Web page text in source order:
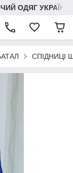
ОДЯГ УКРАЇНИ
СПІДНИЦІ